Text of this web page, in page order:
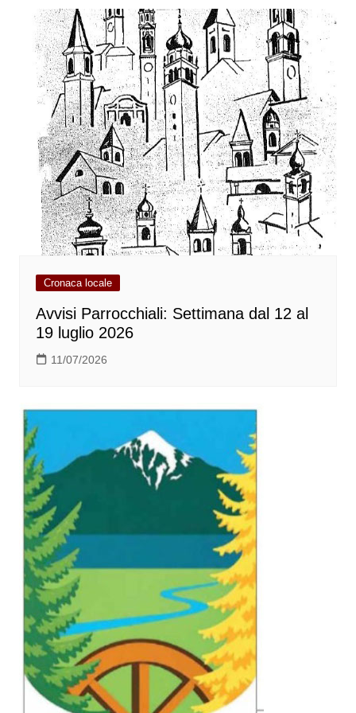
Cronaca locale
Avvisi Parrocchiali: Settimana dal 12 al
19 luglio 2026
11/07/2026